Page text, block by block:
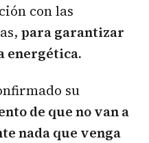
con las
para garantizar
energética.
su
de que no van a
nada que venga